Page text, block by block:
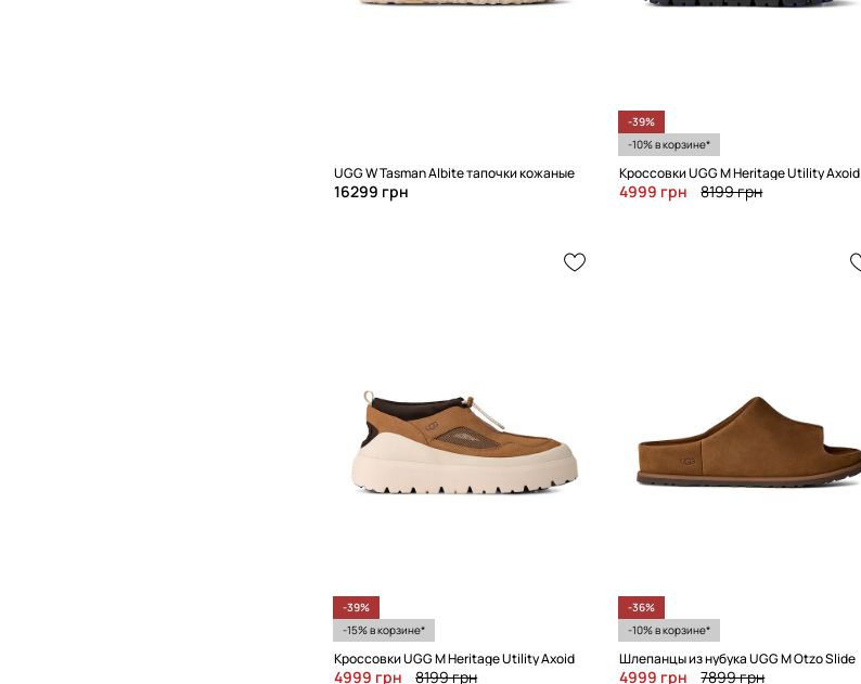
UGG W Tasman Albite тапочки кожаные
16299 грн
-39%
-10% в корзине*
Кроссовки UGG M Heritage Utility Axoid
4999 грн 8199 грн
-39%
-15% в корзине*
Кроссовки UGG M Heritage Utility Axoid
4999 грн 8199 грн
-36%
-10% в корзине*
Шлепанцы из нубука UGG M Otzo Slide
4999 грн 7899 грн